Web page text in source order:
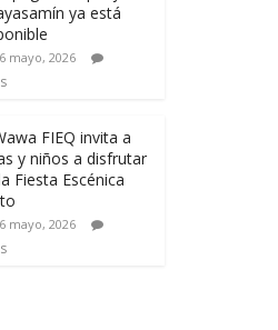
ya está
mayo, 2026
FIEQ invita a
y niños a disfrutar
Fiesta Escénica
mayo, 2026